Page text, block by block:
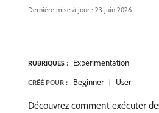
Dernière mise à jour : 23 juin 2026
RUBRIQUES : Experimentation
CRÉÉ POUR : Beginner User
Découvrez comment exécuter